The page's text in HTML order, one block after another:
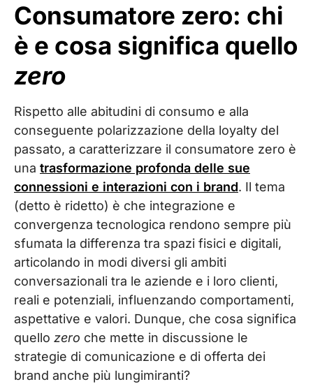
Consumatore zero: chi
è e cosa significa quello
zero
Rispetto alle abitudini di consumo e alla
conseguente polarizzazione della loyalty del
passato, a caratterizzare il consumatore zero è
una trasformazione profonda delle sue
connessioni e interazioni con i brand. Il tema
(detto è ridetto) è che integrazione e
convergenza tecnologica rendono sempre più
sfumata la differenza tra spazi fisici e digitali,
articolando in modi diversi gli ambiti
conversazionali tra le aziende e i loro clienti,
reali e potenziali, influenzando comportamenti,
aspettative e valori. Dunque, che cosa significa
quello zero che mette in discussione le
strategie di comunicazione e di offerta dei
brand anche più lungimiranti?